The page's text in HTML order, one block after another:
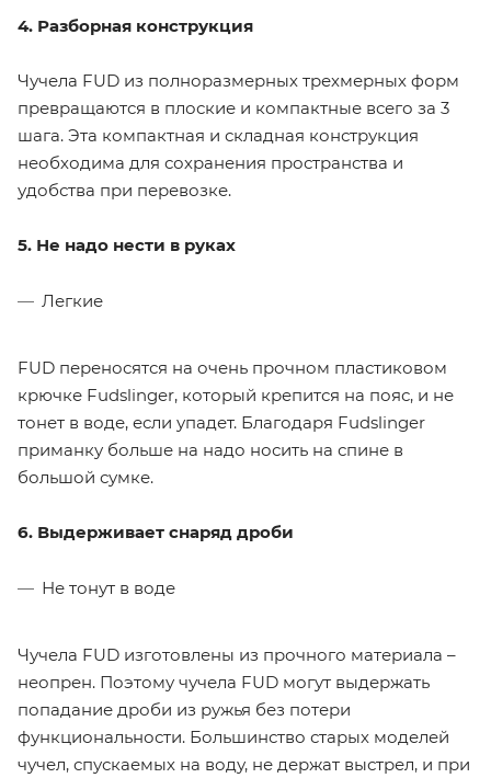
4. Разборная конструкция
Чучела FUD из полноразмерных трехмерных форм
превращаются в плоские и компактные всего за 3
шага. Эта компактная и складная конструкция
необходима для сохранения пространства и
удобства при перевозке.
5. Не надо нести в руках
Легкие
FUD переносятся на очень прочном пластиковом
крючке Fudslinger, который крепится на пояс, и не
тонет в воде, если упадет. Благодаря Fudslinger
приманку больше на надо носить на спине в
большой сумке.
6. Выдерживает снаряд дроби
Не тонут в воде
Чучела FUD изготовлены из прочного материала –
неопрен. Поэтому чучела FUD могут выдержать
попадание дроби из ружья без потери
функциональности. Большинство старых моделей
чучел, спускаемых на воду, не держат выстрел, и при